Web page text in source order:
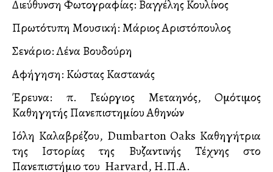
Διεύθυνση Φωτογραφίας: Βαγγέλης Κουλίνος
Πρωτότυπη Mουσική: Μάριος Αριστόπουλος
Σενάριο: Λένα Βουδούρη
Αφήγηση: Κώστας Καστανάς
Έρευνα: π. Γεώργιος Μεταλληνός, Ομότιμος
Καθηγητής Πανεπιστημίου Αθηνών
Ιόλη Καλαβρέζου, Dumbarton Oaks Καθηγήτρια
της Ιστορίας της Βυζαντινής Τέχνης στο
Πανεπιστήμιο του Harvard, Η.Π.Α.